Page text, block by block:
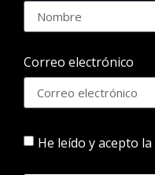
Correo electrónico
He leído y acepto la